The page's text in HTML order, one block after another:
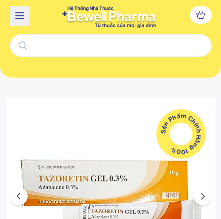
Sản Phẩm Chính Hãng 100%
Previous Next